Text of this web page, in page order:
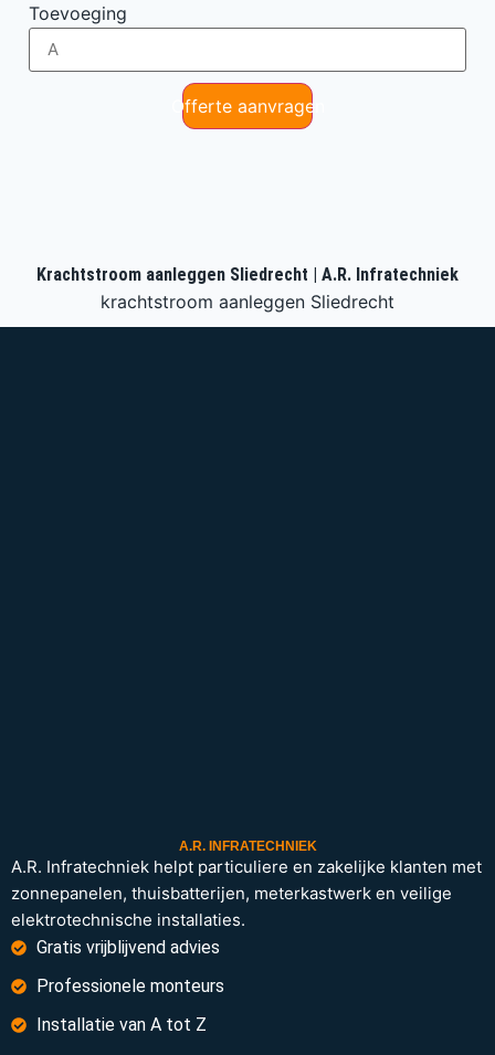
Toevoeging
Offerte aanvragen
Krachtstroom aanleggen Sliedrecht | A.R. Infratechniek
krachtstroom aanleggen Sliedrecht
A.R. INFRATECHNIEK
A.R. Infratechniek helpt particuliere en zakelijke klanten met
zonnepanelen, thuisbatterijen, meterkastwerk en veilige
elektrotechnische installaties.
Gratis vrijblijvend advies
Professionele monteurs
Installatie van A tot Z